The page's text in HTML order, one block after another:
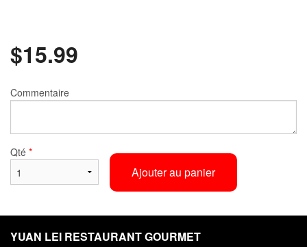
$15.99
Commentaire
Qté *
Ajouter au panier
YUAN LEI RESTAURANT GOURMET